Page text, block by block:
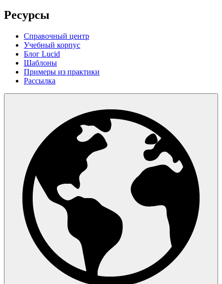
Ресурсы
Справочный центр
Учебный корпус
Блог Lucid
Шаблоны
Примеры из практики
Рассылка